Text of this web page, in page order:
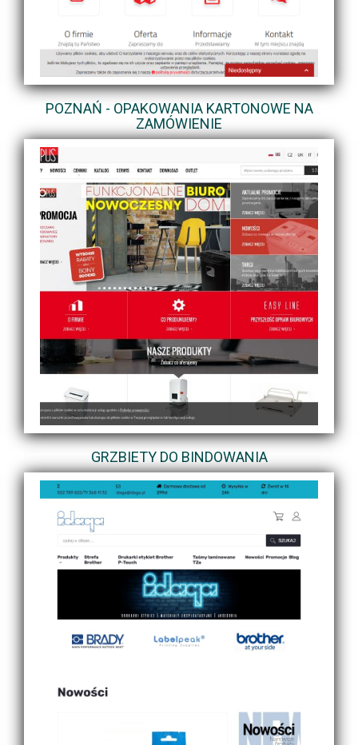
POZNAŃ - OPAKOWANIA KARTONOWE NA
ZAMÓWIENIE
GRZBIETY DO BINDOWANIA